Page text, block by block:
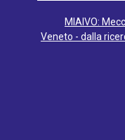
MIAIVO:
Veneto - dalla